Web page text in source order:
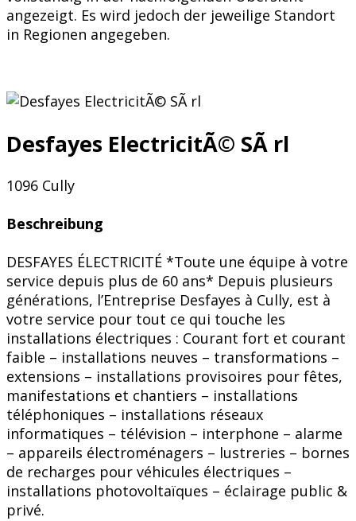
angezeigt. Es wird jedoch der jeweilige Standort
in Regionen angegeben.
Desfayes ElectricitÃ© SÃ rl
1096 Cully
Beschreibung
DESFAYES ÉLECTRICITÉ *Toute une équipe à votre
service depuis plus de 60 ans* Depuis plusieurs
générations, l’Entreprise Desfayes à Cully, est à
votre service pour tout ce qui touche les
installations électriques : Courant fort et courant
faible – installations neuves – transformations –
extensions – installations provisoires pour fêtes,
manifestations et chantiers – installations
téléphoniques – installations réseaux
informatiques – télévision – interphone – alarme
– appareils électroménagers – lustreries – bornes
de recharges pour véhicules électriques –
installations photovoltaïques – éclairage public &
privé.